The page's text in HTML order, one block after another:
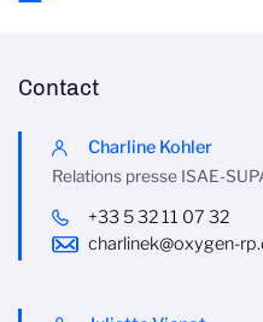
Contact
Charline Kohler
Relations presse ISAE-
+33 5 32 11 07 32
charlinek@oxygen-